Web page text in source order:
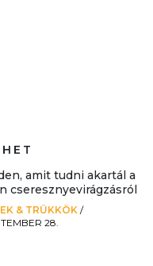
amit tudni akartál a
cseresznyevirágzásról
& TRÜKKÖK /
28.